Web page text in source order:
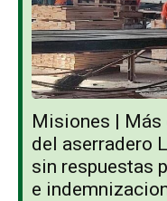
Misiones | Más
del aserradero
sin respuestas
e